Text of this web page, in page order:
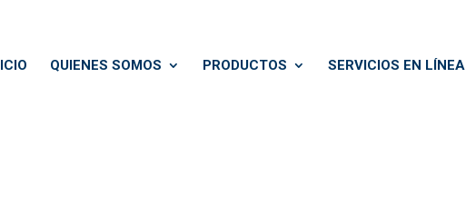
QUIENES SOMOS PRODUCTOS SERVICIOS EN LÍNEA